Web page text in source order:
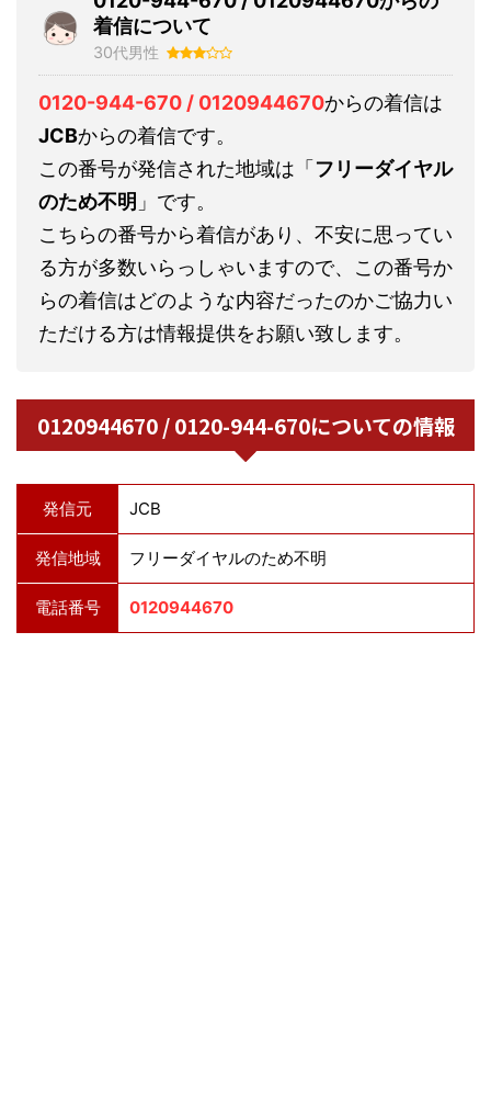
着信について
30代男性
0120-944-670 / 0120944670からの着信は
JCBからの着信です。
この番号が発信された地域は「フリーダイヤル
のため不明 」です。
こちらの番号から着信があり、不安に思ってい
る方が多数いらっしゃいますので、この番号か
らの着信はどのような内容だったのかご協力い
ただける方は情報提供をお願い致します。
0120944670 / 0120-944-670についての情報
発信元 JCB
発信地域 フリーダイヤルのため不明
電話番号 0120944670